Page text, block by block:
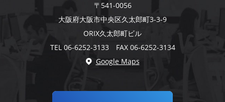
〒541-0056
大阪府大阪市中央区久太郎町3-3-9
ORIX久太郎町ビル
TEL 06-6252-3133 FAX 06-6252-3134
Google Maps